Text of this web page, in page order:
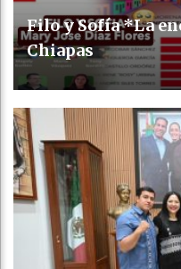
Filo y Sofía *La
Chiapas